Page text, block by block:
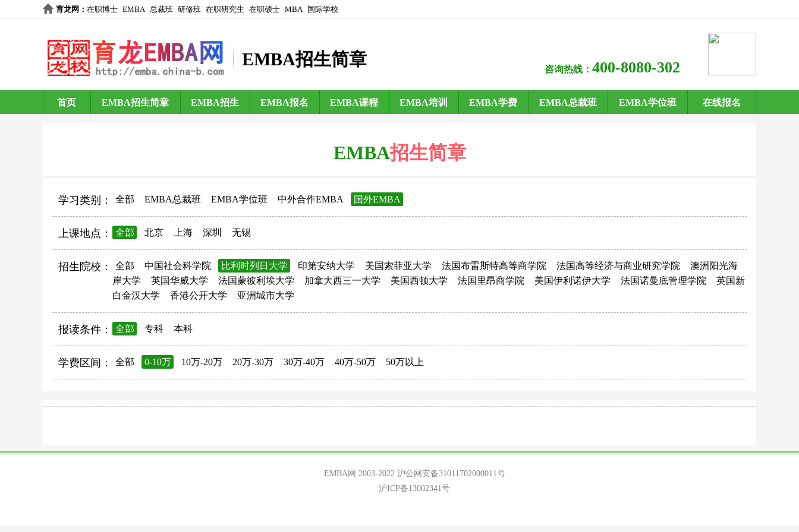
育龙网 ： 在职博士 EMBA 总裁班 研修班 在职研究生 在职硕士 MBA 国际学校
EMBA招生简章
咨询热线： 400-8080-302
首页 EMBA招生简章 EMBA招生 EMBA报名 EMBA课程 EMBA培训 EMBA学费 EMBA总裁班 EMBA学位班 在线报名
EMBA招生简章
学习类别： 全部 EMBA总裁班 EMBA学位班 中外合作EMBA 国外EMBA
上课地点： 全部 北京 上海 深圳 无锡
招生院校： 全部 中国社会科学院 比利时列日大学 印第安纳大学 美国索菲亚大学 法国布雷斯特高等商学院 法国高等经济与商业研究学院
澳洲阳光海
岸大学
英国华威大学 法国蒙彼利埃大学 加拿大西三一大学 美国西顿大学 法国里昂商学院 美国伊利诺伊大学 法国诺曼底管理学院
英国新
白金汉大学
香港公开大学 亚洲城市大学
报读条件： 全部 专科 本科
学费区间： 全部 0-10万 10万-20万 20万-30万 30万-40万 40万-50万 50万以上
EMBA网 2003-2022 沪公网安备31011702000011号
沪ICP备13002341号